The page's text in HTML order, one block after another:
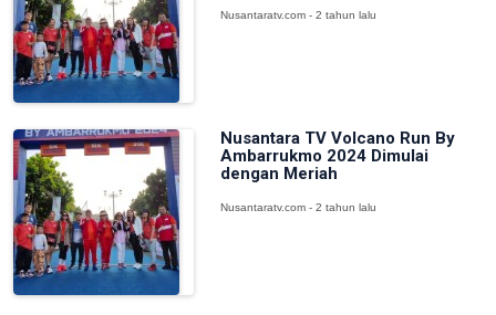
Nusantaratv.com - 2 tahun lalu
Nusantara TV Volcano Run By
Ambarrukmo 2024 Dimulai
dengan Meriah
Nusantaratv.com - 2 tahun lalu